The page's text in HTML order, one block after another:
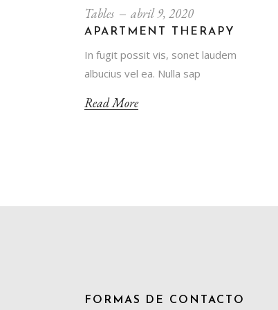
Tables abril 9, 2020
APARTMENT THERAPY
In fugit possit vis, sonet laudem
albucius vel ea. Nulla sap
Read More
FORMAS DE CONTACTO